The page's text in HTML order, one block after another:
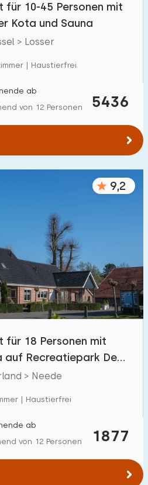
für 10-45 Personen mit
Kota und Sauna
> Losser
| Haustierfrei
5436
ab
von 12 Personen
9,2
für 18 Personen mit
auf Recreatiepark Den
> Neede
| Haustierfrei
1877
ab
von 12 Personen